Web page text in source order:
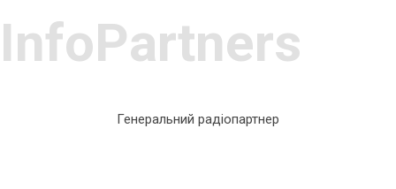
InfoPartners
Генеральний радіопартнер